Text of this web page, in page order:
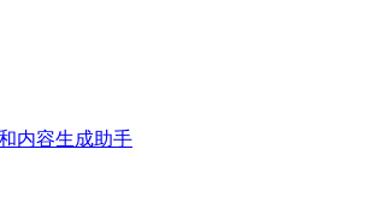
内容生成助手